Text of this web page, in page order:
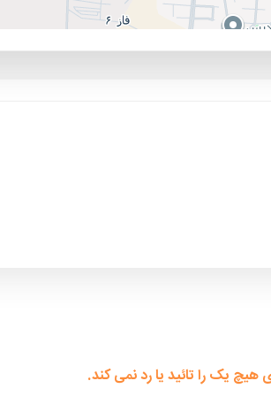
یک را تائید یا رد نمی کند.